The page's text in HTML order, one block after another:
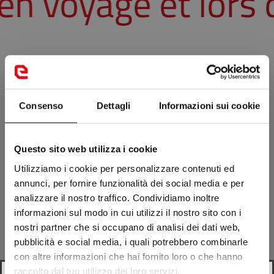
Consenso Dettagli Informazioni sui cookie
Questo sito web utilizza i cookie
Utilizziamo i cookie per personalizzare contenuti ed
annunci, per fornire funzionalità dei social media e per
analizzare il nostro traffico. Condividiamo inoltre
informazioni sul modo in cui utilizzi il nostro sito con i
nostri partner che si occupano di analisi dei dati web,
pubblicità e social media, i quali potrebbero combinarle
con altre informazioni che hai fornito loro o che hanno
raccolto dal tuo utilizzo dei loro servizi.